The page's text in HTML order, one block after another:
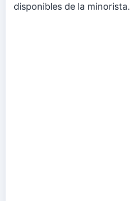
disponibles de la minorista.